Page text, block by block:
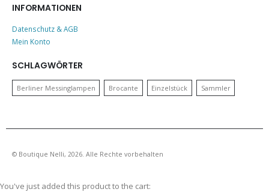
INFORMATIONEN
Datenschutz & AGB
Mein Konto
SCHLAGWÖRTER
Berliner Messinglampen Brocante Einzelstück Sammler
© Boutique Nelli, 2026. Alle Rechte vorbehalten
You've just added this product to the cart: